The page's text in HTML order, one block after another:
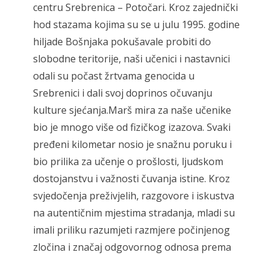
centru Srebrenica – Potočari. Kroz zajednički
hod stazama kojima su se u julu 1995. godine
hiljade Bošnjaka pokušavale probiti do
slobodne teritorije, naši učenici i nastavnici
odali su počast žrtvama genocida u
Srebrenici i dali svoj doprinos očuvanju
kulture sjećanja.Marš mira za naše učenike
bio je mnogo više od fizičkog izazova. Svaki
pređeni kilometar nosio je snažnu poruku i
bio prilika za učenje o prošlosti, ljudskom
dostojanstvu i važnosti čuvanja istine. Kroz
svjedočenja preživjelih, razgovore i iskustva
na autentičnim mjestima stradanja, mladi su
imali priliku razumjeti razmjere počinjenog
zločina i značaj odgovornog odnosa prema